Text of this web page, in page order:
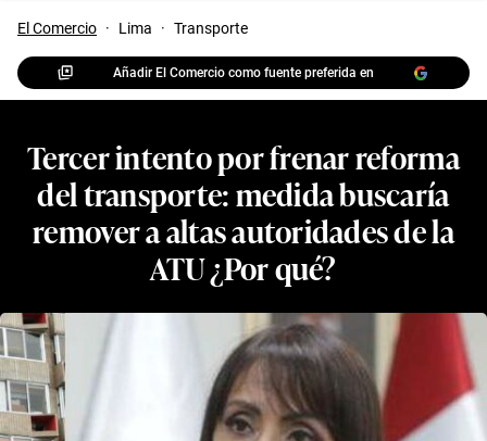
El Comercio · Lima · Transporte
Añadir El Comercio como fuente preferida en
Tercer intento por frenar reforma
del transporte: medida buscaría
remover a altas autoridades de la
ATU ¿Por qué?